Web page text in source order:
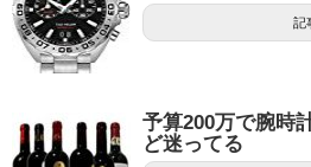
記
予算200万で腕時
ど迷ってる